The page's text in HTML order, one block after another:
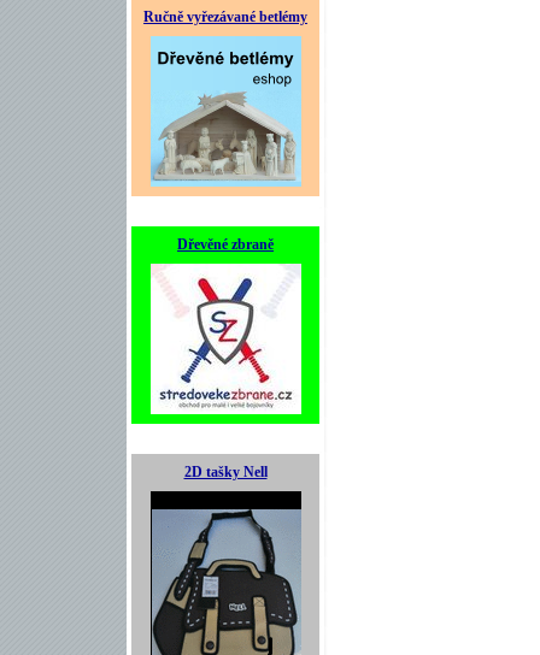
Ručně vyřezávané betlémy
Dřevěné zbraně
2D tašky Nell